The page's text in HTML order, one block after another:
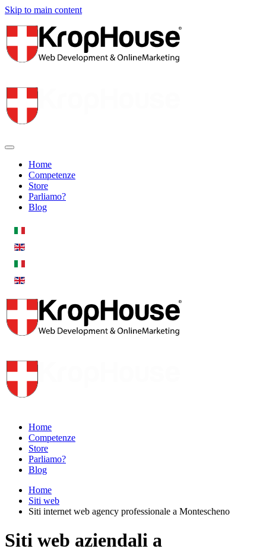
Skip to main content
Home
Competenze
Store
Parliamo?
Blog
Home
Competenze
Store
Parliamo?
Blog
Home
Siti web
Siti internet web agency professionale a Montescheno
Siti web aziendali a